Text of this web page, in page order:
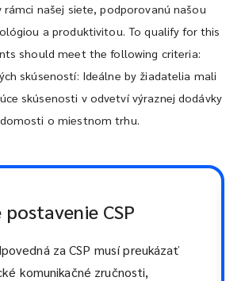
našej siete, podporovanú našou
a produktivitou. To qualify for this
should meet the following criteria:
skúseností: Ideálne by žiadatelia mali
skúsenosti v odvetví výraznej dodávky
o miestnom trhu.
postavenie CSP
za CSP musí preukázať
komunikačné zručnosti,